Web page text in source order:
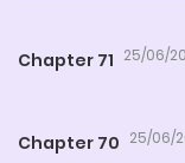
Chapter 71 25/06/
Chapter 70 25/06/